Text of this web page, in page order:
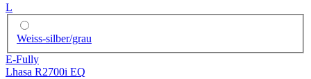
L
Weiss-silber/grau
E-Fully
Lhasa R2700i EQ